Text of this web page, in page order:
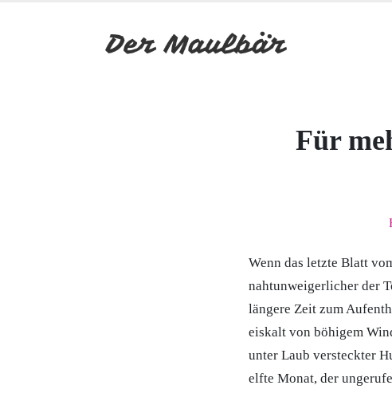
Für
Wenn das letzte Blatt
nahtunweigerlicher der
längere Zeit zum
eiskalt von böhigem
unter Laub versteckter
elfte Monat, der